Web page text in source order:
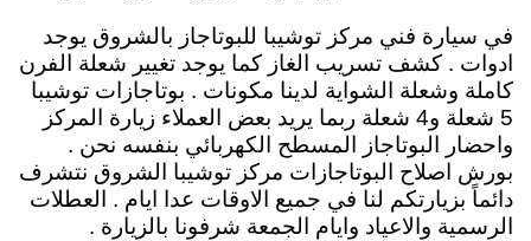
في سيارة فني مركز توشيبا للبوتاجاز بالشروق يوجد
ادوات . كشف تسريب الغاز كما يوجد تغيير شعلة الفرن
كاملة وشعلة الشواية لدينا مكونات . بوتاجازات توشيبا
5 شعلة و4 شعلة ربما يريد بعض العملاء زيارة المركز
واحضار البوتاجاز المسطح الكهربائي بنفسه نحن .
بورش اصلاح البوتاجازات مركز توشيبا الشروق نتشرف
دائماً بزيارتكم لنا في جميع الاوقات عدا ايام . العطلات
الرسمية والاعياد وايام الجمعة شرفونا بالزيارة .